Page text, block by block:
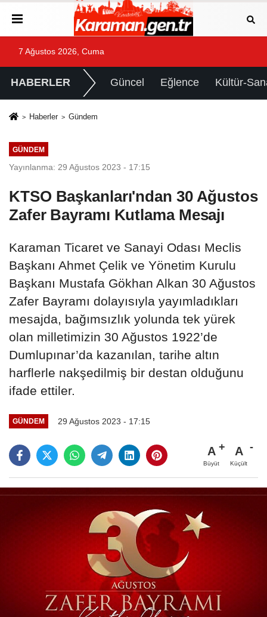
7 Ağustos 2026, Cuma
HABERLER Güncel Eğlence Kültür-
Haberler Gündem
GÜNDEM
Yayınlanma: 29 Ağustos 2023 - 17:15
KTSO Başkanları'ndan 30 Ağustos
Zafer Bayramı Kutlama Mesajı
Karaman Ticaret ve Sanayi Odası Meclis
Başkanı Ahmet Çelik ve Yönetim Kurulu
Başkanı Mustafa Gökhan Alkan 30 Ağustos
Zafer Bayramı dolayısıyla yayımladıkları
mesajda, bağımsızlık yolunda tek yürek
olan milletimizin 30 Ağustos 1922’de
Dumlupınar’da kazanılan, tarihe altın
harflerle nakşedilmiş bir destan olduğunu
ifade ettiler.
GÜNDEM 29 Ağustos 2023 - 17:15
A
Büyüt
A
Küçült